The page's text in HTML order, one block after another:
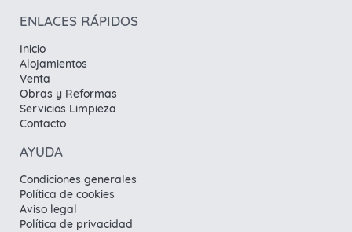
ENLACES RÁPIDOS
Inicio
Alojamientos
Venta
Obras y Reformas
Servicios Limpieza
Contacto
AYUDA
Condiciones generales
Política de cookies
Aviso legal
Política de privacidad